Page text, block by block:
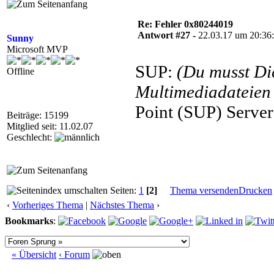
Sunny
Microsoft MVP
Offline
Beiträge: 15199
Mitglied seit: 11.02.07
Geschlecht:
Re: Fehler 0x80244019
Antwort #27 - 22.03.17 um
SUP: (Du musst
Point (SUP)
Seiten: 1 [2] Thema versendenDrucken
‹ Vorheriges Thema | Nächstes Thema ›
Bookmarks:
« Übersicht ‹ Forum